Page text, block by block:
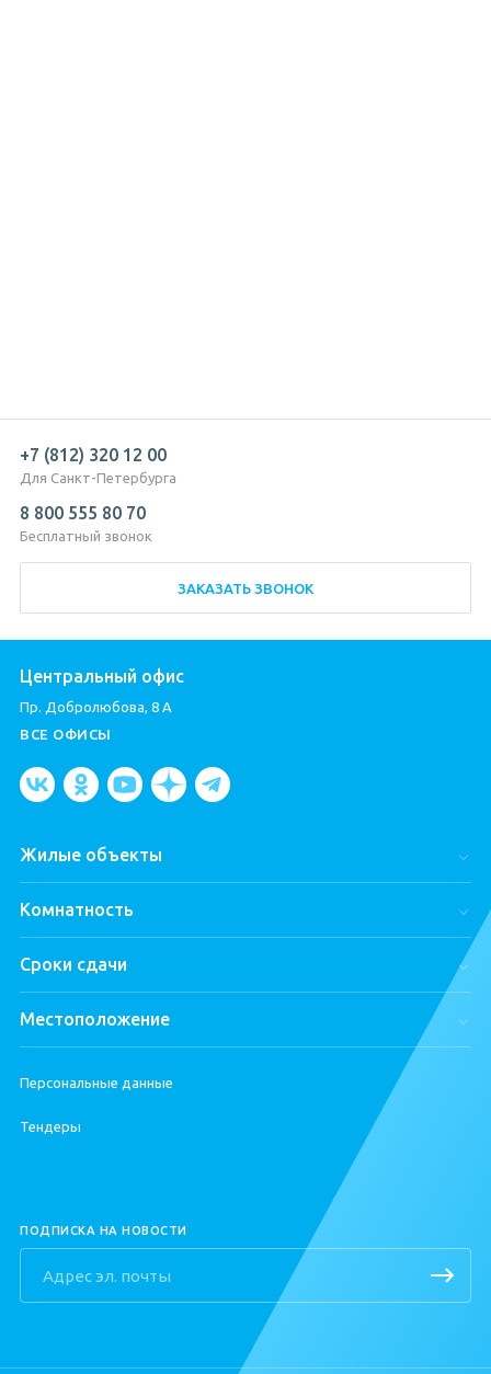
+7 (812) 320 12 00
Для Санкт-Петербурга
8 800 555 80 70
Бесплатный звонок
ЗАКАЗАТЬ ЗВОНОК
Жилые объекты
Мурино Space
Новые Горизонты
ЦДС «Приневский»
Комнатность
Однокомнатные
Сроки сдачи
Местоположение
Квартиры у метро
Персональные данные
Тендеры
Центральный офис
Пр. Добролюбова, 8 А
ВСЕ ОФИСЫ
ПОДПИСКА НА НОВОСТИ